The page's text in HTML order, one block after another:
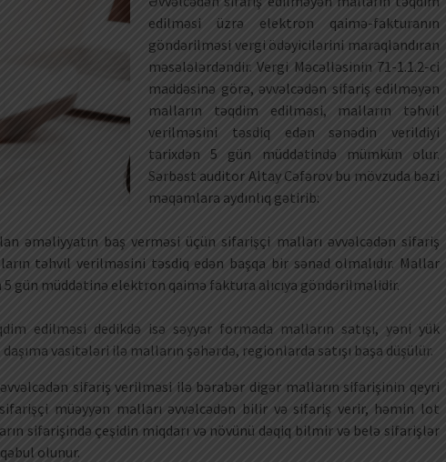
edilməsi üzrə elektron qaimə-fakturanın
göndərilməsi vergi ödəyicilərini maraqlandıran
məsələlərdəndir. Vergi Məcəlləsinin 71-1.1.2-ci
maddəsinə görə, əvvəlcədən sifariş edilməyən
malların təqdim edilməsi, malların təhvil
verilməsini təsdiq edən sənədin verildiyi
tarixdən 5 gün müddətində mümkün olur.
Sərbəst auditor Altay Cəfərov bu mövzuda bəzi
məqamlara aydınlıq gətirib:
əməliyyatın baş verməsi üçün sifarişçi malları əvvəlcədən sifariş
təhvil verilməsini təsdiq edən başqa bir sənəd olmalıdır. Mallar
gün müddətinə elektron qaimə faktura alıcıya göndərilməlidir.
edilməsi dedikdə isə səyyar formada malların satışı, yəni yük
vasitələri ilə malların şəhərdə, regionlarda satışı başa düşülür.
sifariş verilməsi ilə bərabər digər malların sifarişinin qeyri
sifarişçi müəyyən malları əvvəlcədən bilir və sifariş verir, həmin lot
sifarişində çeşidin miqdarı və növünü dəqiq bilmir və belə sifarişlər
olunur.